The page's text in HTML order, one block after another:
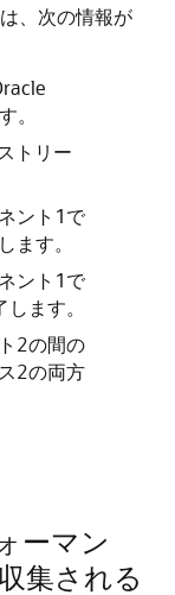
、次の情報が
。
トリー
ント1で
ます。
ント1で
ます。
2の間の
2の両方
ーマン
集される